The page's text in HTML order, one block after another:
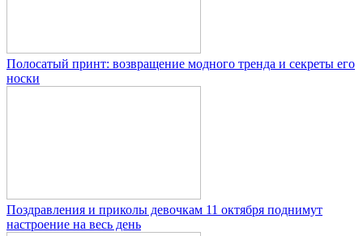
Полосатый принт: возвращение модного тренда и секреты его
носки
Поздравления и приколы девочкам 11 октября поднимут
настроение на весь день